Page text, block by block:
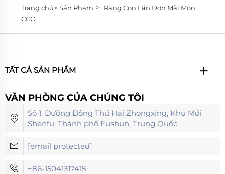
Trang chủ> Sản Phẩm >
Răng Con Lăn Đơn Mài Mòn
CCO
TẤT CẢ SẢN PHẨM
VĂN PHÒNG CỦA CHÚNG TÔI
Số 1, Đường Đông Thứ Hai Zhongxing, Khu Mới
Shenfu, Thành phố Fushun, Trung Quốc
[email protected]
+86-15041317415